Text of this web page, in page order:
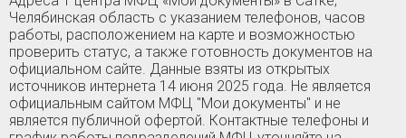
Челябинская область c указанием телефонов, часов
работы, расположением на карте и возможностью
проверить статус, а также готовность документов на
официальном сайте. Данные взяты из открытых
источников интернета 14 июня 2025 года. Не является
официальным сайтом МФЦ "Мои документы" и не
является публичной офертой. Контактные телефоны и